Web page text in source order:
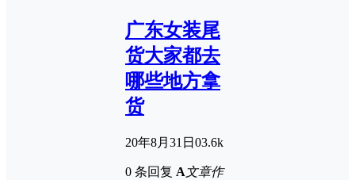
广东女装尾
货大家都去
哪些地方拿
货
20年8月31日 03.6k
0 条回复 A文章作